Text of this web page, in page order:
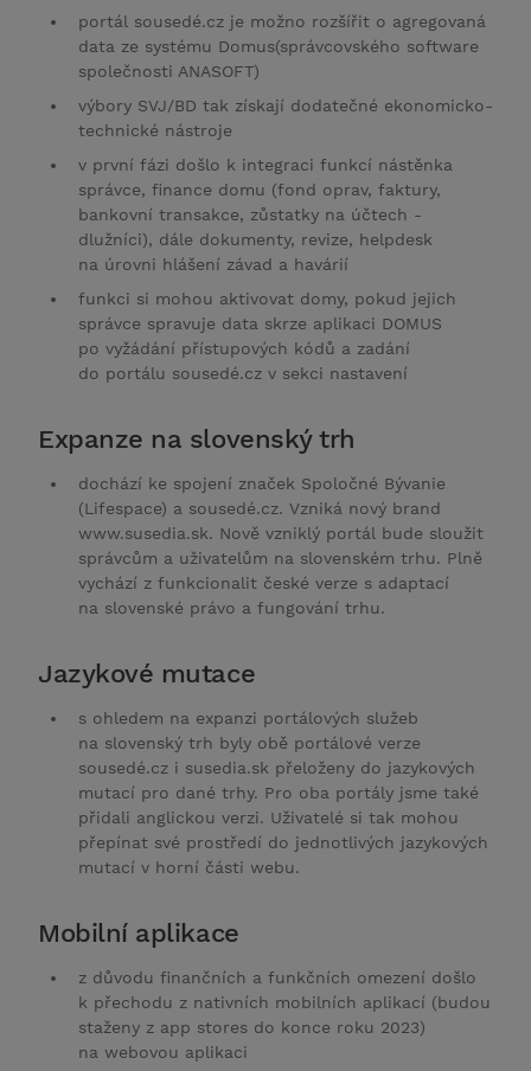
portál sousedé.cz je možno rozšířit o agregovaná
data ze systému Domus(správcovského software
společnosti ANASOFT)
výbory SVJ/BD tak získají dodatečné ekonomicko-
technické nástroje
v první fázi došlo k integraci funkcí nástěnka
správce, finance domu (fond oprav, faktury,
bankovní transakce, zůstatky na účtech -
dlužníci), dále dokumenty, revize, helpdesk
na úrovni hlášení závad a havárií
funkci si mohou aktivovat domy, pokud jejich
správce spravuje data skrze aplikaci DOMUS
po vyžádání přístupových kódů a zadání
do portálu sousedé.cz v sekci nastavení
Expanze na slovenský trh
dochází ke spojení značek Spoločné Bývanie
(Lifespace) a sousedé.cz. Vzniká nový brand
www.susedia.sk. Nově vzniklý portál bude sloužit
správcům a uživatelům na slovenském trhu. Plně
vychází z funkcionalit české verze s adaptací
na slovenské právo a fungování trhu.
Jazykové mutace
s ohledem na expanzi portálových služeb
na slovenský trh byly obě portálové verze
sousedé.cz i susedia.sk přeloženy do jazykových
mutací pro dané trhy. Pro oba portály jsme také
přidali anglickou verzi. Uživatelé si tak mohou
přepínat své prostředí do jednotlivých jazykových
mutací v horní části webu.
Mobilní aplikace
z důvodu finančních a funkčních omezení došlo
k přechodu z nativních mobilních aplikací (budou
staženy z app stores do konce roku 2023)
na webovou aplikaci